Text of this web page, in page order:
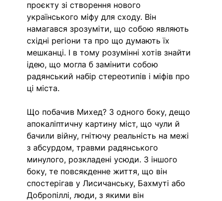
проєкту зі створення нового
українського міфу для сходу. Він
намагався зрозуміти, що собою являють
східні регіони та про що думають їх
мешканці. І в тому розумінні хотів знайти
ідею, що могла б замінити собою
радянський набір стереотипів і міфів про
ці міста.
Що побачив Михед? З одного боку, дещо
апокаліптичну картину міст, що чули й
бачили війну, гнітючу реальність на межі
з абсурдом, травми радянського
минулого, розкладені усюди. З іншого
боку, те повсякденне життя, що він
спостерігав у Лисичанську, Бахмуті або
Добропіллі, люди, з якими він